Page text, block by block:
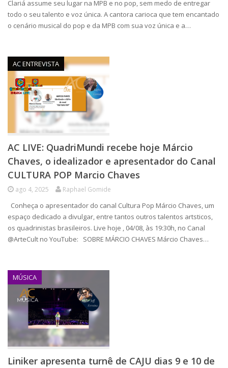
Clariá assume seu lugar na MPB e no pop, sem medo de entregar
todo o seu talento e voz única. A cantora carioca que tem encantado
o cenário musical do pop e da MPB com sua voz única e a…
AC ENTREVISTA
AC LIVE: QuadriMundi recebe hoje Márcio
Chaves, o idealizador e apresentador do Canal
CULTURA POP Marcio Chaves
ago 4, 2025 Raphael Gomide
Conheça o apresentador do canal Cultura Pop Márcio Chaves, um
espaço dedicado a divulgar, entre tantos outros talentos artsticos,
os quadrinistas brasileiros. Live hoje , 04/08, às 19:30h, no Canal
@ArteCult no YouTube: SOBRE MÁRCIO CHAVES Márcio Chaves…
MÚSICA
Liniker apresenta turnê de CAJU dias 9 e 10 de